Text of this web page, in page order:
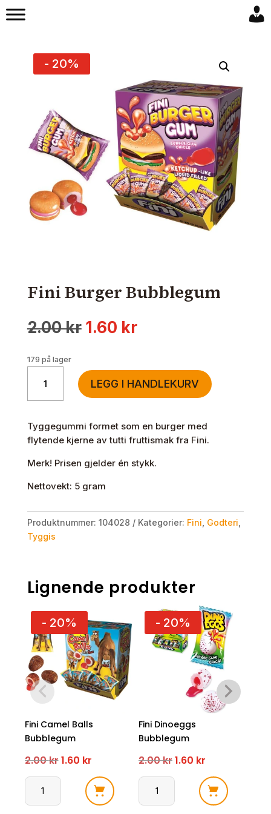
- 20%
Fini Burger Bubblegum
2.00kr Opprinnelig
2.00 kr.
1.60 krNåværende
1.60 kr.
179 på lager
Burger
Bubblegum
LEGG I HANDLEKURV
Tyggegummi formet som en burger med
flytende kjerne av tutti fruttismak fra Fini.
Merk! Prisen gjelder én stykk.
Nettovekt: 5 gram
Produktnummer: 104028 Kategorier: Fini Godteri
Tyggis
Lignende produkter
- 20%
Fini Camel Balls
Bubblegum
2.00krOpprinnelig
pris
var:
1.60 krNåværende
pris
er:
- 20%
Fini Dinoeggs
Bubblegum
2.00krOpprinnelig
pris
var:
1.60 krNåværende
pris
er: